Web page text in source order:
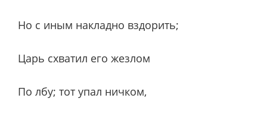
Но с иным накладно вздорить;
Царь схватил его жезлом
По лбу; тот упал ничком,